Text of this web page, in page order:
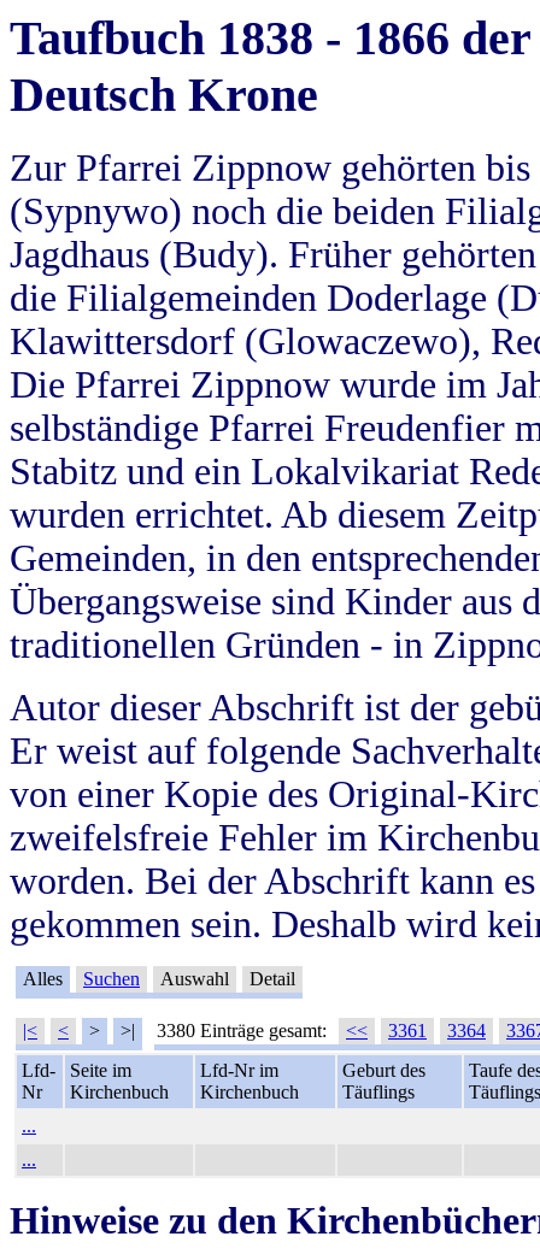
Taufbuch 1838 - 1866
Deutsch Krone
Zur Pfarrei Zippnow gehörten
(Sypnywo) noch die beiden
Jagdhaus (Budy). Früher
die Filialgemeinden Doderlage
Klawittersdorf (Glowaczewo),
Die Pfarrei Zippnow wurde im
selbständige Pfarrei Freudenfier
Stabitz und ein Lokalvikariat
wurden errichtet. Ab diesem
Gemeinden, in den
Übergangsweise sind Kinder aus
traditionellen Gründen - in
Autor dieser Abschrift ist der
Er weist auf folgende
von einer Kopie des Original-
zweifelsfreie Fehler im
worden. Bei der Abschrift kann
gekommen sein. Deshalb wird
Alles Suchen Auswahl Detail
|< < > >| 3380 Einträge gesamt: << 3361 3364
Lfd-
Nr
Seite im
Kirchenbuch
Lfd-Nr im
Kirchenbuch
Geburt des
Täuflings
Taufe
Täuflings
...
...
Hinweise zu den